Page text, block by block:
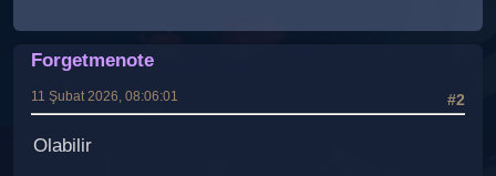
Forgetmenote
#2
11 Şubat 2026, 08:06:01
Olabilir